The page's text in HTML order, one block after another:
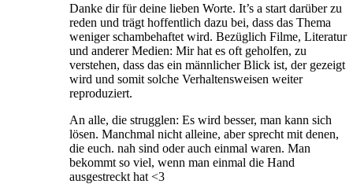
Danke dir für deine lieben Worte. It’s a start darüber zu
reden und trägt hoffentlich dazu bei, dass das Thema
weniger schambehaftet wird. Bezüglich Filme, Literatur
und anderer Medien: Mir hat es oft geholfen, zu
verstehen, dass das ein männlicher Blick ist, der gezeigt
wird und somit solche Verhaltensweisen weiter
reproduziert.
An alle, die strugglen: Es wird besser, man kann sich
lösen. Manchmal nicht alleine, aber sprecht mit denen,
die euch. nah sind oder auch einmal waren. Man
bekommt so viel, wenn man einmal die Hand
ausgestreckt hat <3